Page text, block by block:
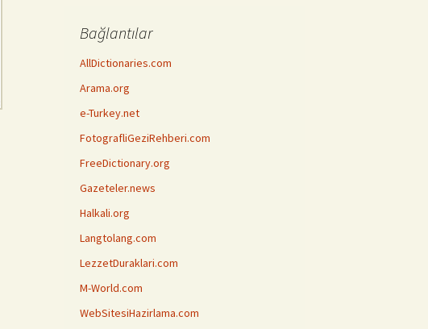
Bağlantılar
AllDictionaries.com
Arama.org
e-Turkey.net
FotografliGeziRehberi.com
FreeDictionary.org
Gazeteler.news
Halkali.org
Langtolang.com
LezzetDuraklari.com
M-World.com
WebSitesiHazirlama.com